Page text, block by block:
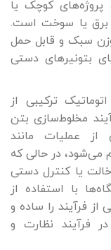
پروژه‌های کوچک یا
برق یا سوخت است.
وزن سبک و قابل حمل
بتونیرهای دستی
ترکیبی از
مخلوط‌سازی بتن
عملیات مانند
می‌شود، در حالی که
یا کنترل دستی
با استفاده از
فرآیند را ساده و
در فرآیند نظارت و